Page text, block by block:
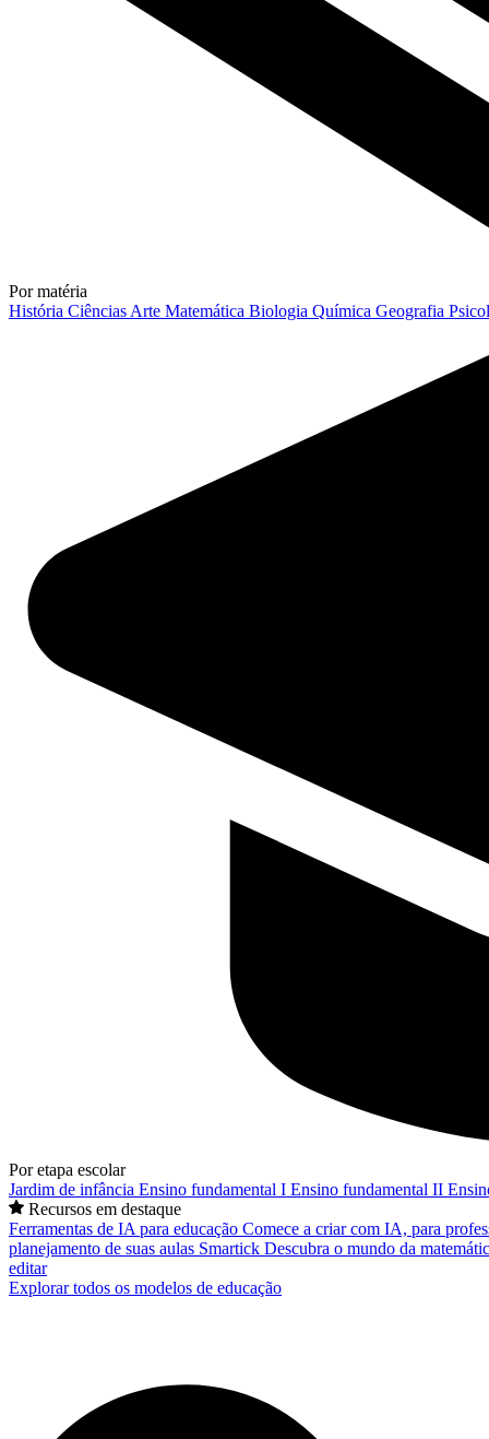
Por matéria
História Ciências Arte Matemática Biologia Química Geografia
Por etapa escolar
Jardim de infância Ensino fundamental I Ensino fundamental II
Recursos em destaque
Ferramentas de IA para educação Comece a criar com IA, para
planejamento de suas aulas Smartick Descubra o mundo da
editar
Explorar todos os modelos de educação